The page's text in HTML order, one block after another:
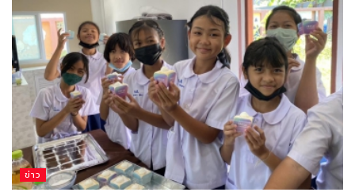
ข่าว